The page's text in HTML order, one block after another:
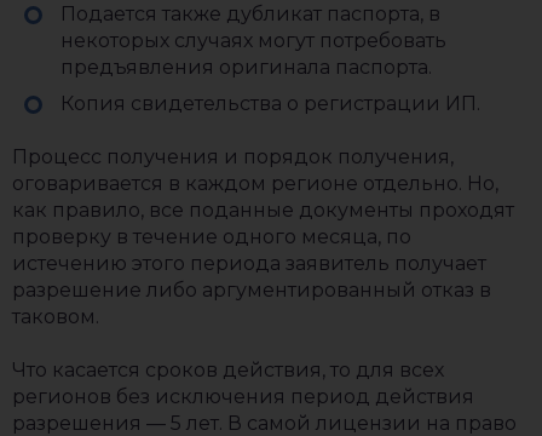
Подается также дубликат паспорта, в
некоторых случаях могут потребовать
предъявления оригинала паспорта.
Копия свидетельства о регистрации ИП.
Процесс получения и порядок получения,
оговаривается в каждом регионе отдельно. Но,
как правило, все поданные документы проходят
проверку в течение одного месяца, по
истечению этого периода заявитель получает
разрешение либо аргументированный отказ в
таковом.
Что касается сроков действия, то для всех
регионов без исключения период действия
разрешения — 5 лет. В самой лицензии на право